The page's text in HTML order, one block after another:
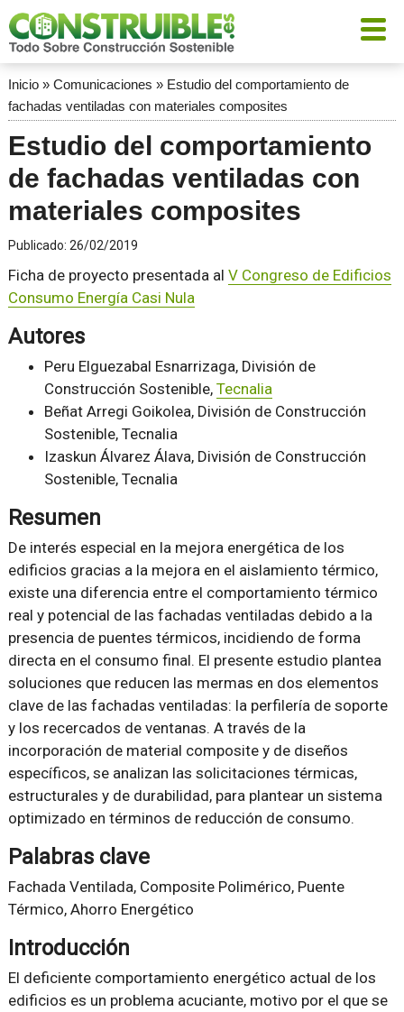
Inicio» Comunicaciones » Estudio del comportamiento de
fachadas ventiladas con materiales composites
Estudio del comportamiento
de fachadas ventiladas con
materiales composites
Publicado: 26/02/2019
Ficha de proyecto presentada al V Congreso de Edificios
Consumo Energía Casi Nula
Autores
Peru Elguezabal Esnarrizaga, División de
Construcción Sostenible, Tecnalia
Beñat Arregi Goikolea, División de Construcción
Sostenible, Tecnalia
Izaskun Álvarez Álava, División de Construcción
Sostenible, Tecnalia
Resumen
De interés especial en la mejora energética de los
edificios gracias a la mejora en el aislamiento térmico,
existe una diferencia entre el comportamiento térmico
real y potencial de las fachadas ventiladas debido a la
presencia de puentes térmicos, incidiendo de forma
directa en el consumo final. El presente estudio plantea
soluciones que reducen las mermas en dos elementos
clave de las fachadas ventiladas: la perfilería de soporte
y los recercados de ventanas. A través de la
incorporación de material composite y de diseños
específicos, se analizan las solicitaciones térmicas,
estructurales y de durabilidad, para plantear un sistema
optimizado en términos de reducción de consumo.
Palabras clave
Fachada Ventilada, Composite Polimérico, Puente
Térmico, Ahorro Energético
Introducción
El deficiente comportamiento energético actual de los
edificios es un problema acuciante, motivo por el que se